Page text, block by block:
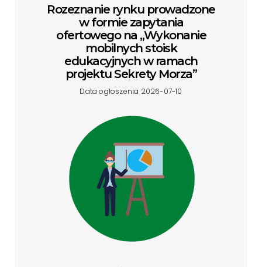
Rozeznanie rynku prowadzone
w formie zapytania
ofertowego na „Wykonanie
mobilnych stoisk
edukacyjnych w ramach
projektu Sekrety Morza”
Data ogłoszenia 2026-07-10